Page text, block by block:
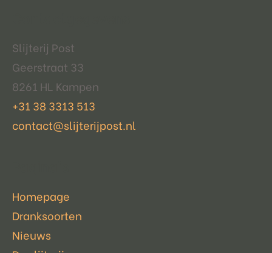
Slijterij Post
Geerstraat 33
8261 HL Kampen
+31 38 3313 513
contact@slijterijpost.nl
Homepage
Dranksoorten
Nieuws